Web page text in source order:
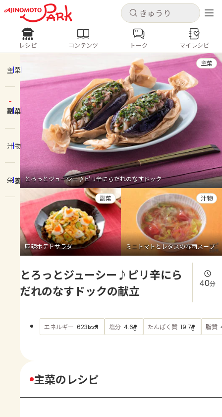
キャンセル
ログインするとレシピを保存できます
ログイン 新規登録
ホーム
コンテンツ
レシピ
トーク
よくあるお問い合わせ
お買い物
AJINOMOTO PARK とは
キャンセル
レシピ コンテンツ
人気の食材・レシピ
きゅうり なす トマト
とうもろこし
ピーマン
みょうが ゴーヤ
レシピ コンテンツ トーク マイレシピ
主菜
副菜
汁物
栄養 とろっとジューシー♪ピリ辛にらだれのなすドック
主菜
麻辣ポテトサラダ
副菜
ミニトマトとレタスの春雨スープ
汁物
とろっとジューシー♪ピリ辛にら
だれのなすドックの献立
40分
エネルギー 623kcal 塩分 4.6g たんぱく質 19.7g 脂質
主菜のレシピ